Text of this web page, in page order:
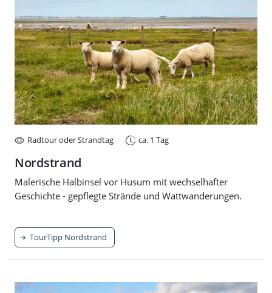
Radtour oder Strandtag ca. 1 Tag
Nordstrand
Malerische Halbinsel vor Husum mit wechselhafter
Geschichte - gepflegte Strände und Wattwanderungen.
TourTipp Nordstrand